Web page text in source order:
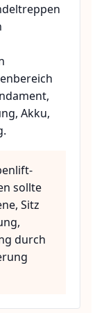
Akku,
sollte
Sitz
durch